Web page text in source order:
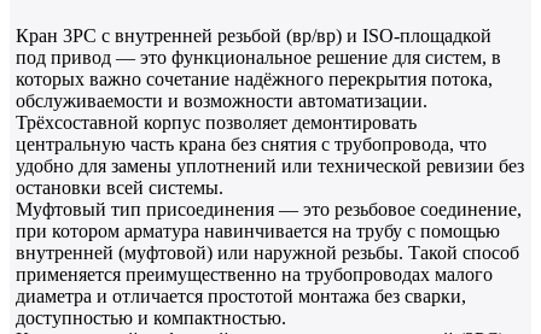
Кран 3PC с внутренней резьбой (вр/вр) и ISO-площадкой
под привод — это функциональное решение для систем, в
которых важно сочетание надёжного перекрытия потока,
обслуживаемости и возможности автоматизации.
Трёхсоставной корпус позволяет демонтировать
центральную часть крана без снятия с трубопровода, что
удобно для замены уплотнений или технической ревизии без
остановки всей системы.
Муфтовый тип присоединения — это резьбовое соединение,
при котором арматура навинчивается на трубу с помощью
внутренней (муфтовой) или наружной резьбы. Такой способ
применяется преимущественно на трубопроводах малого
диаметра и отличается простотой монтажа без сварки,
доступностью и компактностью.